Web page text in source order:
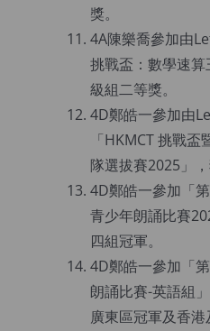
獎。
4A陳樂喬參加由
挑戰盃：數學速
級組二等獎。
4D鄭皓一參加由
「HKMCT 挑戰
隊選拔賽2025」
4D鄭皓一參加「
青少年朗誦比賽
四組冠軍。
4D鄭皓一參加「
朗誦比賽-英語組
廣東區冠軍及香港